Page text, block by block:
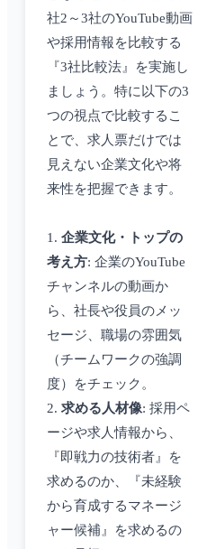
社2～3社のYouTube動画
や採用情報を比較する
『3社比較法』を実施し
ましょう。特に以下の3
つの視点で比較するこ
とで、求人票だけでは
見えない企業文化や将
来性を把握できます。
1. 企業文化・トップの
考え方: 企業のYouTube
チャンネルの動画か
ら、社長や役員のメッ
セージ、職場の雰囲気
（チームワークの強調
度）をチェック。
2. 求める人材像: 採用ペ
ージや求人情報から、
『即戦力の技術者』を
求めるのか、『未経験
から育成するマネージ
ャー候補』を求めるの